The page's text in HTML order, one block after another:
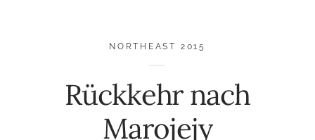
NORTHEAST 2015
Rückkehr nach
Marojejy